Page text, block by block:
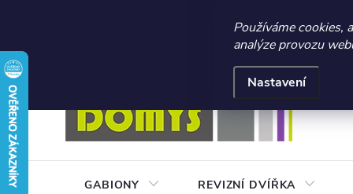
☀️ LETNÍ AKCE
Používáme cookies,
analýze provozu
Nastavení
Přejít
na
obsah
Obchodní podmínky
GABIONY REVIZNÍ DVÍŘKA